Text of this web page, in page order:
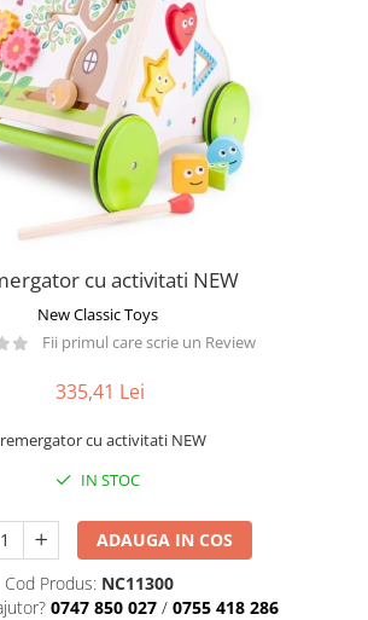
cu activitati NEW
New Classic Toys
Fii primul care scrie un Review
335,41 Lei
cu activitati NEW
IN STOC
ADAUGA IN COS
Cod Produs: NC11300
0747 850 027 / 0755 418 286